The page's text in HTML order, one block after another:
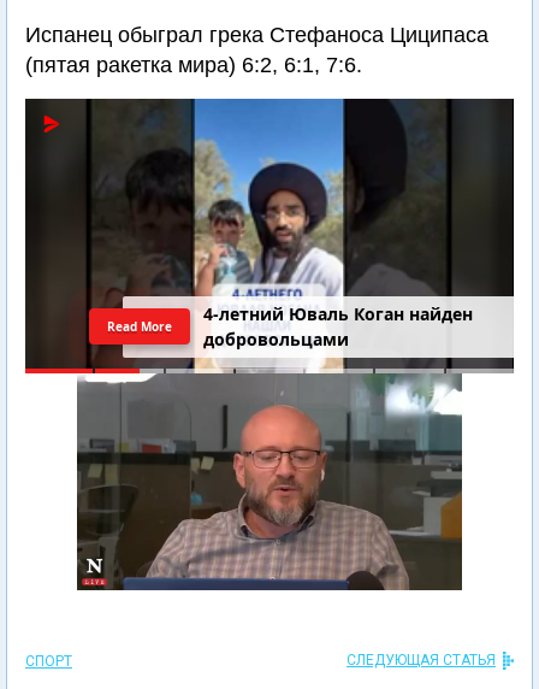
Испанец обыграл грека Стефаноса Циципаса
(пятая ракетка мира) 6:2, 6:1, 7:6.
4-летний Юваль Коган найден
добровольцами
Read More
СПОРТ СЛЕДУЮЩАЯ СТАТЬЯ